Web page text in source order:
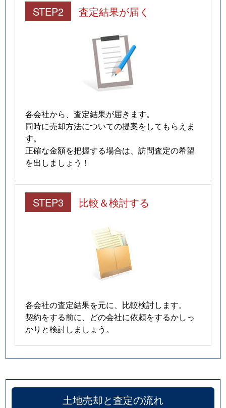
STEP2 査定結果が届く
各会社から、査定結果が届きます。
同時に売却方法についての提案をしてもらえま
す。
正確な金額を把握する場合は、訪問査定の希望
を出しましょう！
STEP3 比較＆検討する
各会社の査定結果を元に、比較検討します。
契約をする前に、どの会社に依頼をするかしっ
かりと検討しましょう。
土地売却と査定の流れ